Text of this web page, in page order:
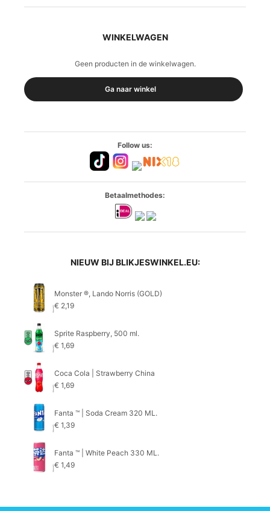
WINKELWAGEN
Geen producten in de winkelwagen.
Ga naar winkel
Follow us:
Betaalmethodes:
NIEUW BIJ BLIKJESWINKEL.EU:
Monster ®, Lando Norris (GOLD)
€ 2,19
Sprite Raspberry, 500 ml.
€ 1,69
Coca Cola | Strawberry China
€ 1,69
Fanta ™ | Soda Cream 320 ML.
€ 1,39
Fanta ™ | White Peach 330 ML.
€ 1,49